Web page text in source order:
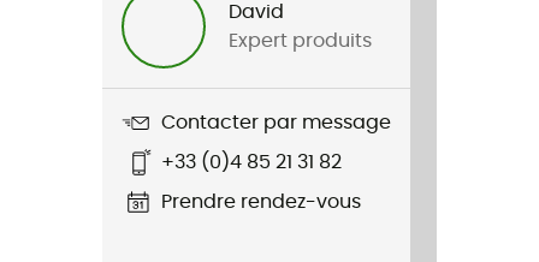
Nom du produit
Cordelette 100% Dyneema 5mm
David
Expert produits
Contacter par message
+33 (0)4 85 21 31 82
Prendre rendez-vous